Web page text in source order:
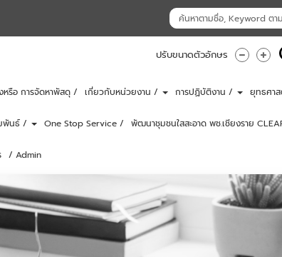
ปรับขนาดตัวอักษร
หรือ การจัดหาพัสดุ / เกี่ยวกับหน่วยงาน / การปฏิบัติงาน / ยุทธศา
พันธ์ / One Stop Service / พัฒนาชุมชนใสสะอาด พช.เชียงราย
/ Admin